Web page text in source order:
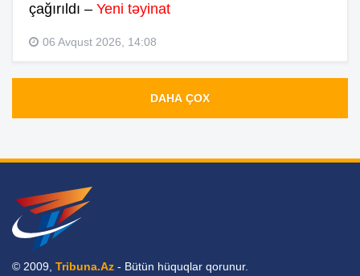
çağırıldı – Yeni təyinat
06 Avqust 2026, 14:08
DAHA ÇOX
© 2009, Tribuna.Az - Bütün hüquqlar qorunur.